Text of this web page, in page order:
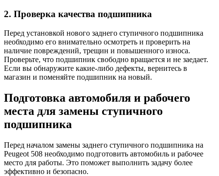
2. Проверка качества подшипника
Перед установкой нового заднего ступичного подшипника
необходимо его внимательно осмотреть и проверить на
наличие повреждений, трещин и повышенного износа.
Проверьте, что подшипник свободно вращается и не заедает.
Если вы обнаружите какие-либо дефекты, вернитесь в
магазин и поменяйте подшипник на новый.
Подготовка автомобиля и рабочего
места для замены ступичного
подшипника
Перед началом замены заднего ступичного подшипника на
Peugeot 508 необходимо подготовить автомобиль и рабочее
место для работы. Это поможет выполнить задачу более
эффективно и безопасно.